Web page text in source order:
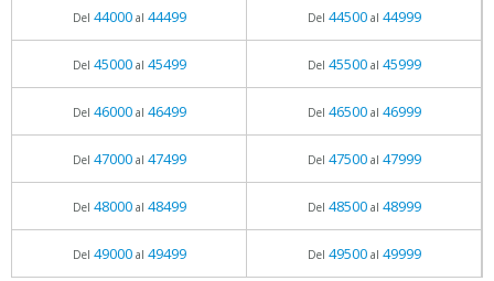
Del 44000al 44499 Del 44500al 44999
Del 45000al 45499 Del 45500al 45999
Del 46000al 46499 Del 46500al 46999
Del 47000al 47499 Del 47500al 47999
Del 48000al 48499 Del 48500al 48999
Del 49000al 49499 Del 49500al 49999